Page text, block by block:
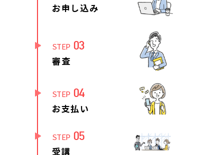
お申し込み
STEP 03
審査
STEP 04
お支払い
STEP 05
受講